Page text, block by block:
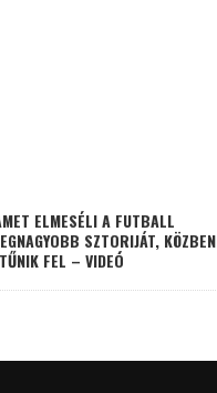
ELMESÉLI A FUTBALL
SZTORIJÁT, KÖZBEN
FEL – VIDEÓ